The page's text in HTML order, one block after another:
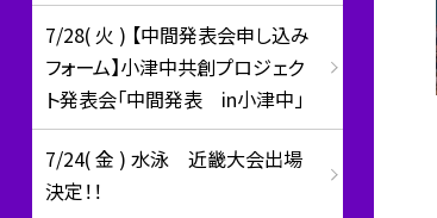
7/28( 火 ) 【中間発表会申し込み
フォーム】小津中共創プロジェク
ト発表会「中間発表 in小津中」
7/24( 金 ) 水泳 近畿大会出場
決定！！